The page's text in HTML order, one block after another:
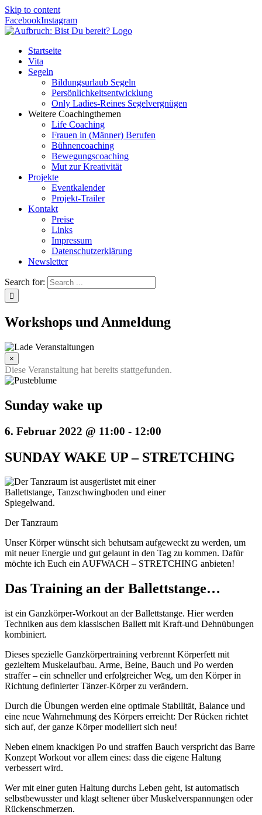
Skip to content
FacebookInstagram
Startseite
Vita
Segeln
Bildungsurlaub Segeln
Persönlichkeitsentwicklung
Only Ladies-Reines Segelvergnügen
Weitere Coachingthemen
Life Coaching
Frauen in (Männer) Berufen
Bühnencoaching
Bewegungscoaching
Mut zur Kreativität
Projekte
Eventkalender
Projekt-Trailer
Kontakt
Preise
Links
Impressum
Datenschutzerklärung
Newsletter
Search for:
Workshops und Anmeldung
×
Diese Veranstaltung hat bereits stattgefunden.
Sunday wake up
6. Februar 2022 @ 11:00 - 12:00
SUNDAY WAKE UP – STRETCHING
Der Tanzraum
Unser Körper wünscht sich behutsam aufgeweckt zu werden, um
mit neuer Energie und gut gelaunt in den Tag zu kommen. Dafür
möchte ich Euch ein AUFWACH – STRETCHING anbieten!
Das Training an der Ballettstange…
ist ein Ganzkörper-Workout an der Ballettstange. Hier werden
Techniken aus dem klassischen Ballett mit Kraft-und Dehnübungen
kombiniert.
Dieses spezielle Ganzkörpertraining verbrennt Körperfett mit
gezieltem Muskelaufbau. Arme, Beine, Bauch und Po werden
straffer – ein schneller und erfolgreicher Weg, um den Körper in
Richtung definierter Tänzer-Körper zu verändern.
Durch die Übungen werden eine optimale Stabilität, Balance und
eine neue Wahrnehmung des Körpers erreicht: Der Rücken richtet
sich auf, der ganze Körper modelliert sich neu!
Neben einem knackigen Po und straffen Bauch verspricht das Barre
Konzept Workout vor allem eines: dass die eigene Haltung
verbessert wird.
Wer mit einer guten Haltung durchs Leben geht, ist automatisch
selbstbewusster und klagt seltener über Muskelverspannungen oder
Rückenschmerzen.